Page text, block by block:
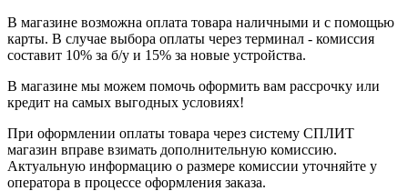
В магазине возможна оплата товара наличными и с помощью
карты. В случае выбора оплаты через терминал - комиссия
составит 10% за б/у и 15% за новые устройства.
В магазине мы можем помочь оформить вам рассрочку или
кредит на самых выгодных условиях!
При оформлении оплаты товара через систему СПЛИТ
магазин вправе взимать дополнительную комиссию.
Актуальную информацию о размере комиссии уточняйте у
оператора в процессе оформления заказа.